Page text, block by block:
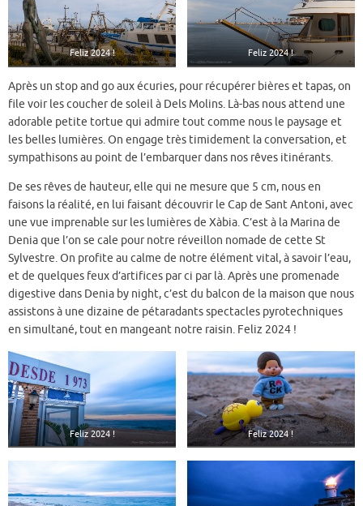
Feliz 2024 ! Feliz 2024 !
Après un stop and go aux écuries, pour récupérer bières et tapas, on
file voir les coucher de soleil à Dels Molins. Là-bas nous attend une
adorable petite tortue qui admire tout comme nous le paysage et
les belles lumières. On engage très timidement la conversation, et
sympathisons au point de l’embarquer dans nos rêves itinérants.
De ses rêves de hauteur, elle qui ne mesure que 5 cm, nous en
faisons la réalité, en lui faisant découvrir le Cap de Sant Antoni, avec
une vue imprenable sur les lumières de Xàbia. C’est à la Marina de
Denia que l’on se cale pour notre réveillon nomade de cette St
Sylvestre. On profite au calme de notre élément vital, à savoir l’eau,
et de quelques feux d’artifices par ci par là. Après une promenade
digestive dans Denia by night, c’est du balcon de la maison que nous
assistons à une dizaine de pétaradants spectacles pyrotechniques
en simultané, tout en mangeant notre raisin. Feliz 2024 !
Feliz 2024 ! Feliz 2024 !